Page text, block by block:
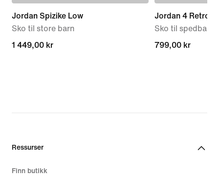
Jordan Spizike Low
Sko til store barn
1 449,00 kr
1 449,00 kr
Jordan 4 Retro
Sko til
799,00 kr
799,00 kr
Ressurser
Finn butikk